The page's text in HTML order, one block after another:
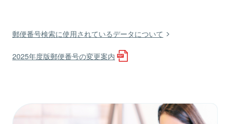
郵便番号検索に使用されているデータについて
2025年度版郵便番号の変更案内